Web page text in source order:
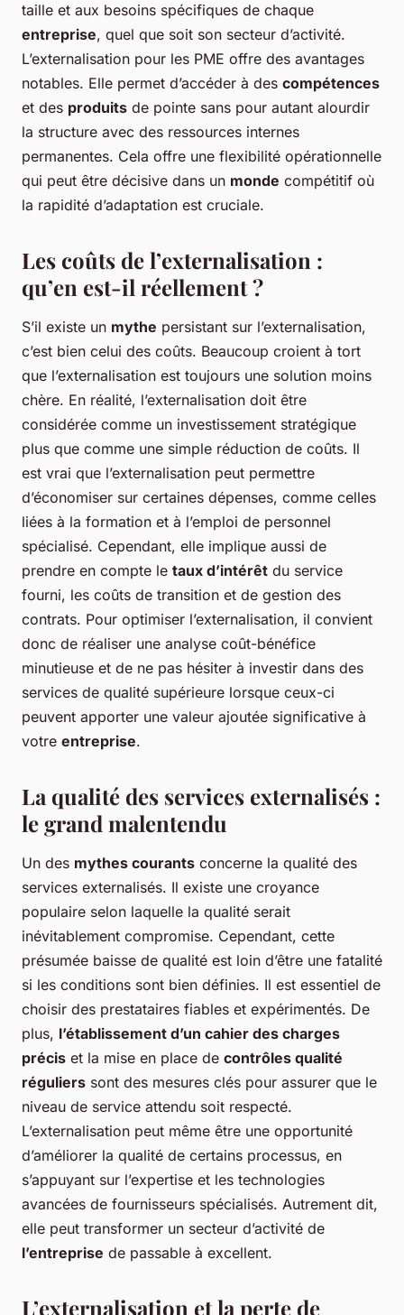
taille et aux besoins spécifiques de chaque
entreprise, quel que soit son secteur d’activité.
L’externalisation pour les PME offre des avantages
notables. Elle permet d’accéder à des compétences
et des produits de pointe sans pour autant alourdir
la structure avec des ressources internes
permanentes. Cela offre une flexibilité opérationnelle
qui peut être décisive dans un monde compétitif où
la rapidité d’adaptation est cruciale.
Les coûts de l’externalisation :
qu’en est-il réellement ?
S’il existe un mythe persistant sur l’externalisation,
c’est bien celui des coûts. Beaucoup croient à tort
que l’externalisation est toujours une solution moins
chère. En réalité, l’externalisation doit être
considérée comme un investissement stratégique
plus que comme une simple réduction de coûts. Il
est vrai que l’externalisation peut permettre
d’économiser sur certaines dépenses, comme celles
liées à la formation et à l’emploi de personnel
spécialisé. Cependant, elle implique aussi de
prendre en compte le taux d’intérêt du service
fourni, les coûts de transition et de gestion des
contrats. Pour optimiser l’externalisation, il convient
donc de réaliser une analyse coût-bénéfice
minutieuse et de ne pas hésiter à investir dans des
services de qualité supérieure lorsque ceux-ci
peuvent apporter une valeur ajoutée significative à
votre entreprise.
La qualité des services externalisés :
le grand malentendu
Un des mythes courants concerne la qualité des
services externalisés. Il existe une croyance
populaire selon laquelle la qualité serait
inévitablement compromise. Cependant, cette
présumée baisse de qualité est loin d’être une fatalité
si les conditions sont bien définies. Il est essentiel de
choisir des prestataires fiables et expérimentés. De
plus, l’établissement d’un cahier des charges
précis et la mise en place de contrôles qualité
réguliers sont des mesures clés pour assurer que le
niveau de service attendu soit respecté.
L’externalisation peut même être une opportunité
d’améliorer la qualité de certains processus, en
s’appuyant sur l’expertise et les technologies
avancées de fournisseurs spécialisés. Autrement dit,
elle peut transformer un secteur d’activité de
l’entreprise de passable à excellent.
L’externalisation et la perte de